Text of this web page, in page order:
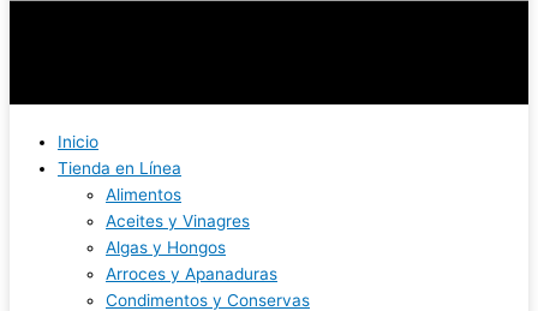
Inicio
Tienda en Línea
Alimentos
Aceites y Vinagres
Algas y Hongos
Arroces y Apanaduras
Condimentos y Conservas